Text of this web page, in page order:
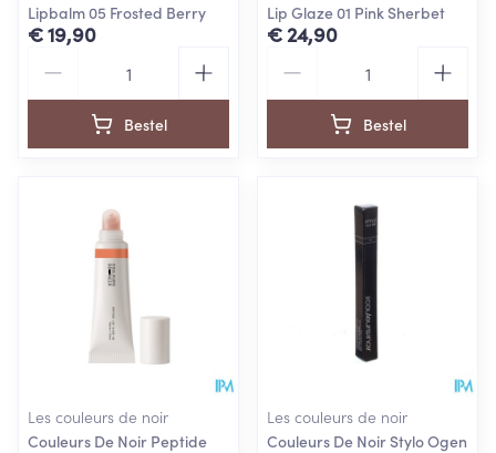
Lipbalm 05 Frosted Berry
€ 19,90
Bestel
Lip Glaze 01 Pink Sherbet
€ 24,90
Bestel
Les couleurs de noir
Couleurs De Noir Peptide
Les couleurs de noir
Couleurs De Noir Stylo Ogen